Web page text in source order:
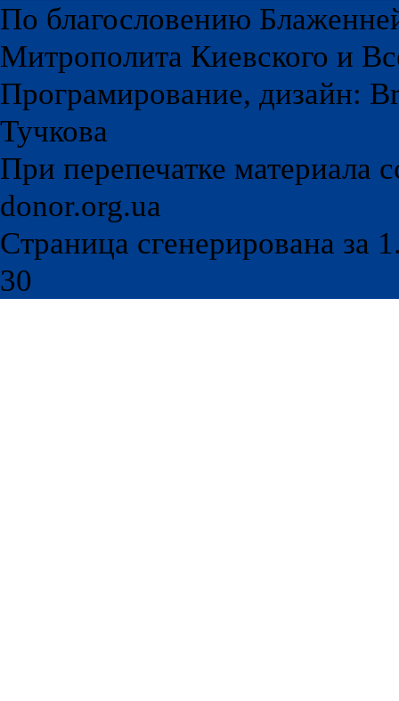
По благословению
Митрополита Киевского и
Програмирование, дизайн:
Тучкова
При перепечатке материала
donor.org.ua
Страница сгенерирована за
30